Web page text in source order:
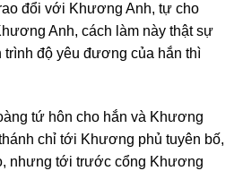
đổi với Khương Anh, tự cho
Anh, cách làm này thật sự
trình độ yêu đương của hắn thì
tứ hôn cho hắn và Khương
chỉ tới Khương phủ tuyên bố,
nhưng tới trước cổng Khương